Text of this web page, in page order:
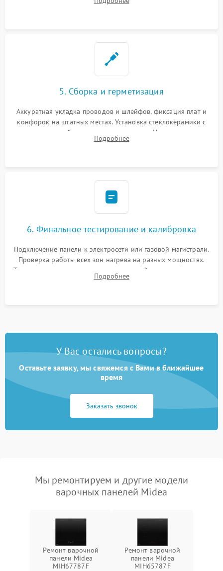
дорожек. Очистка контактов и замена поврежденной
5. Сборка и герметизация
Аккуратная укладка проводов и шлейфов, фиксация плат и
конфорок на штатных местах. Установка стеклокерамики с
проверкой равномерности зазоров. Нанесение
термостойкого герметика или укладка уплотнительной
Подробнее
6. Финальное тестирование и калибровка
Подключение панели к электросети или газовой магистрали.
Проверка работы всех зон нагрева на разных мощностях.
Тестирование сенсорного управления, таймера, индикаторов
остаточного тепла и систем защиты от перегрева.
Подробнее
У Вас остались вопросы?
Оставьте заявку, мы свяжемся с Вами в ближайшее
время
Заказать звонок
Мы ремонтируем и другие модели
варочных панелей Midea
Ремонт варочной
панели Midea
MIH67787F
Ремонт варочной
панели Midea
MIH65787F